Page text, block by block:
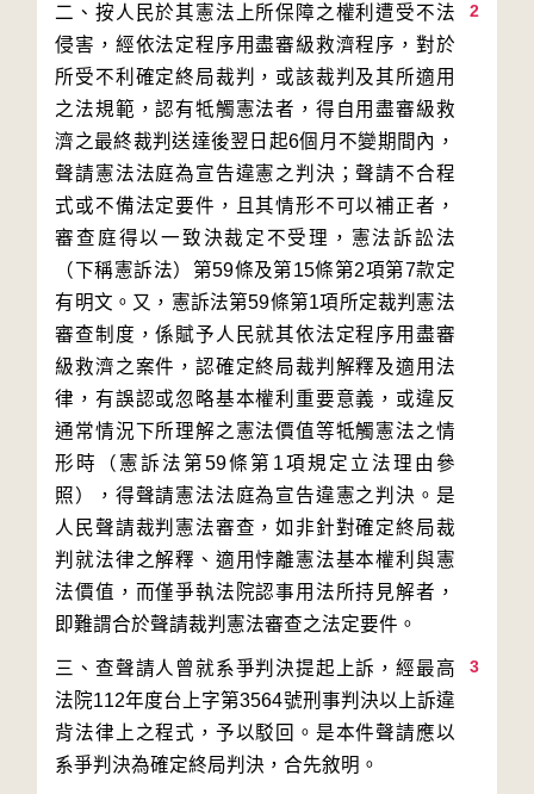
2
二、按人民於其憲法上所保障之權利遭受不法
侵害，經依法定程序用盡審級救濟程序，對於
所受不利確定終局裁判，或該裁判及其所適用
之法規範，認有牴觸憲法者，得自用盡審級救
濟之最終裁判送達後翌日起6個月不變期間內，
聲請憲法法庭為宣告違憲之判決；聲請不合程
式或不備法定要件，且其情形不可以補正者，
審查庭得以一致決裁定不受理，憲法訴訟法
（下稱憲訴法）第59條及第15條第2項第7款定
有明文。又，憲訴法第59條第1項所定裁判憲法
審查制度，係賦予人民就其依法定程序用盡審
級救濟之案件，認確定終局裁判解釋及適用法
律，有誤認或忽略基本權利重要意義，或違反
通常情況下所理解之憲法價值等牴觸憲法之情
形時（憲訴法第59條第1項規定立法理由參
照），得聲請憲法法庭為宣告違憲之判決。是
人民聲請裁判憲法審查，如非針對確定終局裁
判就法律之解釋、適用悖離憲法基本權利與憲
法價值，而僅爭執法院認事用法所持見解者，
3
三、查聲請人曾就系爭判決提起上訴，經最高
法院112年度台上字第3564號刑事判決以上訴違
背法律上之程式，予以駁回。是本件聲請應以